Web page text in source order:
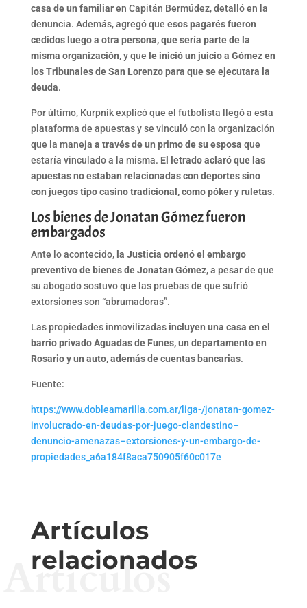
casa de un familiaren Capitán Bermúdez, detalló en la
denuncia. Además, agregó que esos pagarés fueron
cedidos luego a otra persona, que sería parte de la
misma organización,y que le inició un juicio a Gómez en
los Tribunales de San Lorenzo para que se ejecutara la
deuda.
Por último, Kurpnik explicó que el futbolista llegó a esta
plataforma de apuestas y se vinculó con la organización
que la maneja a través de un primo de su esposa que
estaría vinculado a la misma. El letrado aclaró que las
apuestas no estaban relacionadas con deportes sino
con juegos tipo casino tradicional, como póker y ruletas.
Los bienes de Jonatan Gómez fueron
embargados
Ante lo acontecido, la Justicia ordenó el embargo
preventivo de bienes de Jonatan Gómez, a pesar de que
su abogado sostuvo que las pruebas de que sufrió
extorsiones son “abrumadoras”.
Las propiedades inmovilizadas incluyen una casa en el
barrio privado Aguadas de Funes, un departamento en
Rosario y un auto, además de cuentas bancarias.
Fuente:
https://www.dobleamarilla.com.ar/liga-/jonatan-gomez-
involucrado-en-deudas-por-juego-clandestino–
denuncio-amenazas–extorsiones-y-un-embargo-de-
propiedades_a6a184f8aca750905f60c017e
Artículos
relacionados
Artículos